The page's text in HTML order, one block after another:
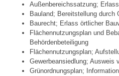
Außenbereichssatzung; Erlass
Bauland; Bereitstellung durch
Baurecht; Erlass örtlicher
Flächennutzungsplan und
Behördenbeteiligung
Flächennutzungsplan;
Gewerbeansiedlung; Ausweis
Grünordnungsplan;